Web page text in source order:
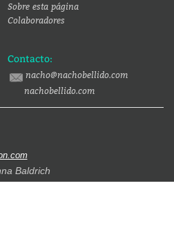
Sobre esta página
Colaboradores
Contacto:
nacho@nachobellido.com
nachobellido.com
Baldrich